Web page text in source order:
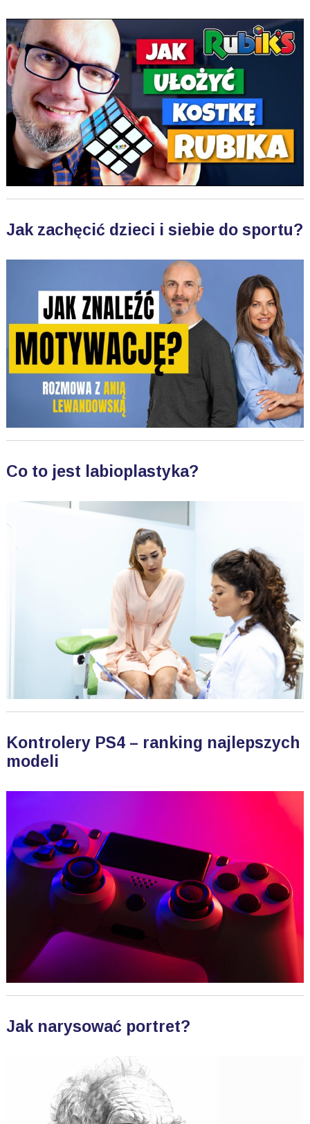
Jak zachęcić dzieci i siebie do sportu?
Co to jest labioplastyka?
Kontrolery PS4 – ranking najlepszych
modeli
Jak narysować portret?